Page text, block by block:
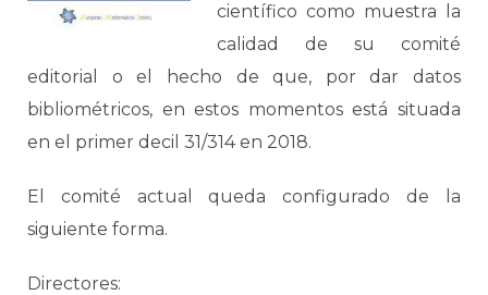
científico como muestra la
calidad de su comité
editorial o el hecho de que, por dar datos
bibliométricos, en estos momentos está situada
en el primer decil 31/314 en 2018.
El comité actual queda configurado de la
siguiente forma.
Directores: